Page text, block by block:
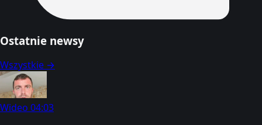
Ostatnie newsy
Wszystkie →
Wideo 04:03